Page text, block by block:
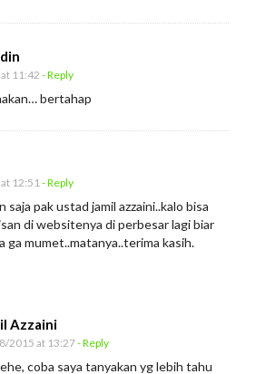
11:42- Reply
bertahap
12:51- Reply
saja pak ustad jamil azzaini..kalo bisa
di websitenya di perbesar lagi biar
ga mumet..matanya..terima kasih.
Azzaini
2015 at 13:27- Reply
coba saya tanyakan yg lebih tahu